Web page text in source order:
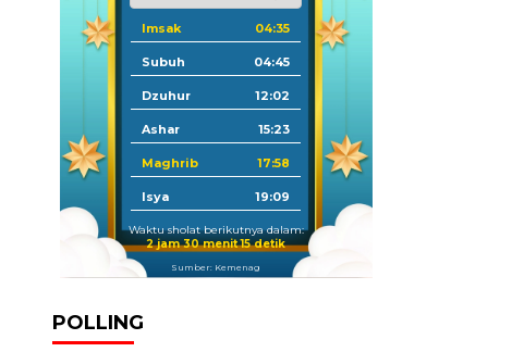
Imsak 04:35
Subuh 04:45
Dzuhur 12:02
Ashar 15:23
Maghrib 17:58
Isya 19:09
Waktu sholat berikutnya dalam:
2 jam 30 menit 14 detik
Sumber: Kemenag
POLLING